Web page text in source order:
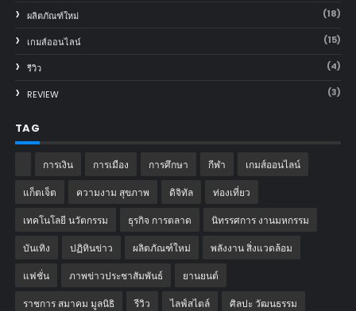
ผลิตภัณฑ์ใหม่ (18)
เกมส์ออนไลน์ (15)
รีวิว (4)
REVIEW (3)
TAG
การเงิน การเมือง การศึกษา กีฬา เกมส์ออนไลน์
แก็ตเจ็ต ความงาม สุขภาพ ดิจิทัล ท่องเที่ยว
เทคโนโลยี นวัตกรรม ธุรกิจ การตลาด นิทรรศการ งานมหกรรม
บันเทิง ปฏิทินข่าว ผลิตภัณฑ์ใหม่ พลังงาน สิ่งแวดล้อม
แฟชั่น ภาพข่าวประชาสัมพันธ์ ‎ยานยนต์‎
ราชการ สมาคม มูลนิธิ รีวิว ไลฟ์สไตล์ ศิลปะ วัฒนธรรม